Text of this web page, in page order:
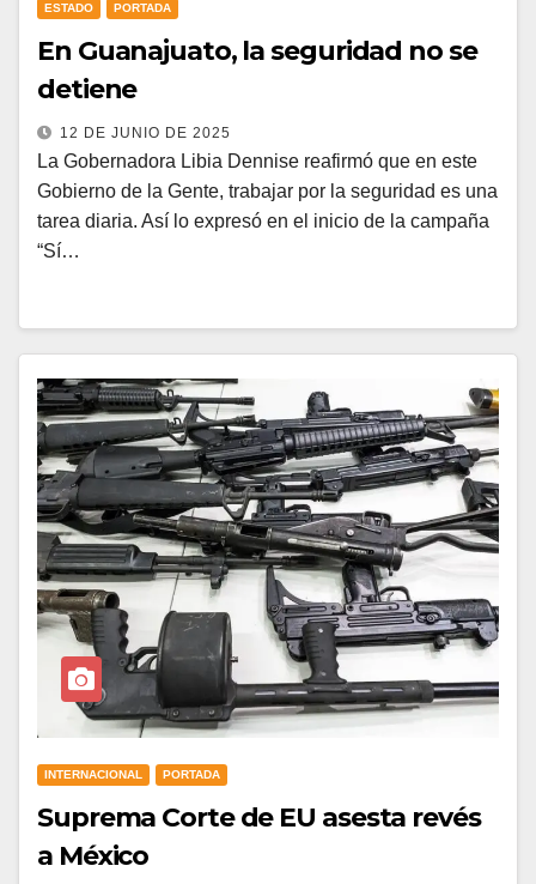
ESTADO PORTADA
En Guanajuato, la seguridad no se
detiene
12 DE JUNIO DE 2025
La Gobernadora Libia Dennise reafirmó que en este
Gobierno de la Gente, trabajar por la seguridad es una
tarea diaria. Así lo expresó en el inicio de la campaña
“Sí…
INTERNACIONAL PORTADA
Suprema Corte de EU asesta revés
a México